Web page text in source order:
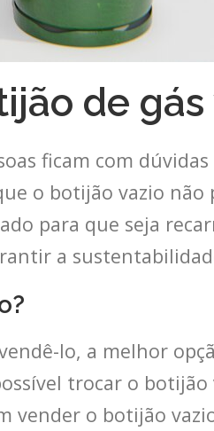
de gás
ficam com
o botijão vazio
para que seja
a
lo, a melhor
trocar o
vender o botijão